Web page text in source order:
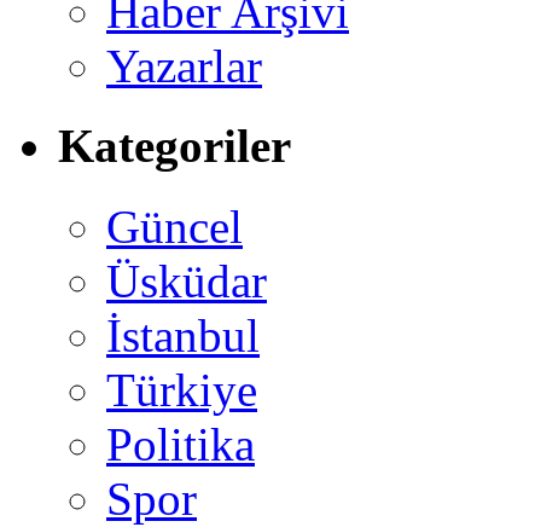
Haber Arşivi
Yazarlar
Kategoriler
Güncel
Üsküdar
İstanbul
Türkiye
Politika
Spor